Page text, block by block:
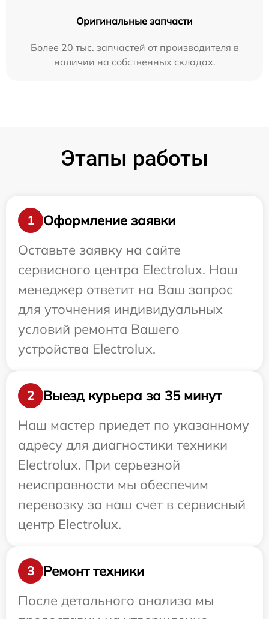
Оригинальные запчасти
Более 20 тыс. запчастей от производителя в
наличии на собственных складах.
Этапы работы
1
Оформление заявки
Оставьте заявку на сайте
сервисного центра Electrolux. Наш
менеджер ответит на Ваш запрос
для уточнения индивидуальных
условий ремонта Вашего
устройства Electrolux.
2
Выезд курьера за 35 минут
Наш мастер приедет по указанному
адресу для диагностики техники
Electrolux. При серьезной
неисправности мы обеспечим
перевозку за наш счет в сервисный
центр Electrolux.
3
Ремонт техники
После детального анализа мы